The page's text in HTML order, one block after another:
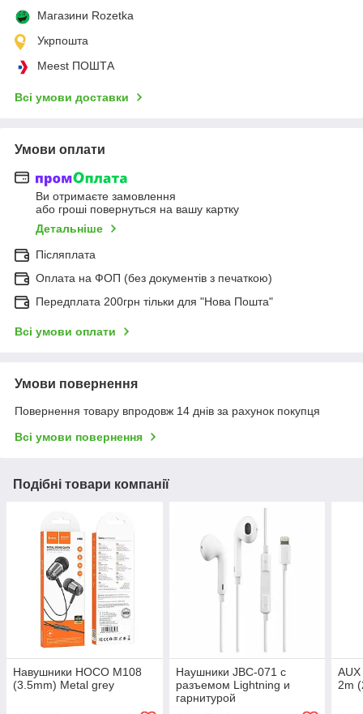
Магазини Rozetka
Укрпошта
Meest ПОШТА
Всі умови доставки
Умови оплати
Ви отримаєте замовлення
або гроші повернуться на вашу картку
Детальніше
Післяплата
Оплата на ФОП (без документів з печаткою)
Передплата 200грн тільки для "Нова Пошта"
Всі умови оплати
Умови повернення
Повернення товару впродовж 14 днів за рахунок покупця
Всі умови повернення
Подібні товари компанії
Навушники HOCO M108
(3.5mm) Metal grey
Наушники JBC-071 с
разъемом Lightning и
гарнитурой
2m